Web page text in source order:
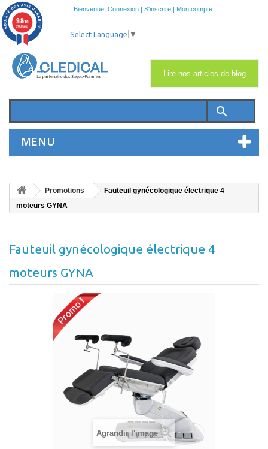
Bienvenue, Connexion | S'inscrire | Mon compte
search
MENU
Lire nos articles de blog
Select Language ▼
Promotions
Fauteuil gynécologique électrique 4
moteurs GYNA
Fauteuil gynécologique électrique 4
moteurs GYNA
Agrandir l'image
9.8/10
2033 avis